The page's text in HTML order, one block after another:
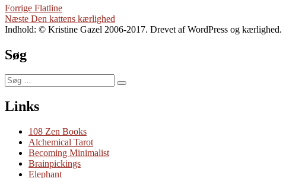
Indlægsnavigation
Forrige Forrige
indlæg:
Flatline
Næste Næste
indlæg:
Den kattens kærlighed
Indhold: © Kristine Gazel 2006-2017. Drevet af WordPress og kærlighed.
Søg
Søg
efter:
Søg
Links
108 Zen Books
Alchemical Tarot
Becoming Minimalist
Brainpickings
Elephant